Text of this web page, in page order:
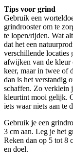
Tips voor grind
Gebruik een
grindrooster om te
te lopen/rijden. Wat
dat het een
verschillende locaties
afwijken van de kleur
keer, maar in twee of
dan is het verstandig
schaffen. Zo verklein
kleurtint mooi gelijk.
iets waar niets aan te
Gebruik je een
3 cm aan. Leg je het
Reken dan op 5 tot 8
en doel.